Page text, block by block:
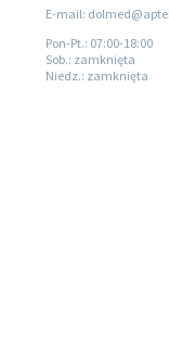
E-mail:
Pon-Pt.: 07:00-18:00
Sob.: zamknięta
Niedz.: zamknięta